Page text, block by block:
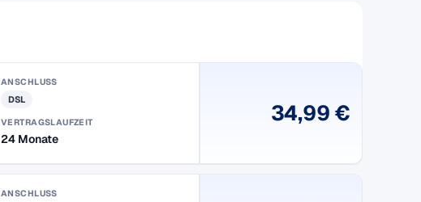
ANSCHLUSS
DSL
VERTRAGSLAUFZEIT
24 Monate
34,99 €
ANSCHLUSS